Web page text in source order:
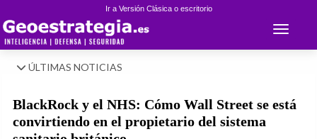
Ir a Versión Clásica o escritorio
Toggle
ÚLTIMAS NOTICIAS
BlackRock y el NHS: Cómo Wall Street se está
convirtiendo en el propietario del sistema